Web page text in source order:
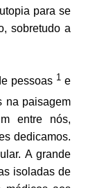
para se
sobretudo a
pessoas 1 e
na paisagem
entre nós,
dedicamos.
A grande
isoladas de